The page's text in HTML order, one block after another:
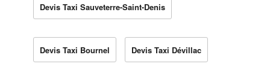
Devis Taxi Sauveterre-Saint-Denis
Devis Taxi Bournel Devis Taxi Dévillac